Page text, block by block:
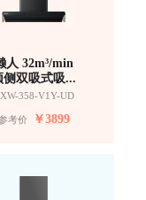
人 32m³/min
侧双吸式吸...
358-V1Y-UD
考价 ￥3899